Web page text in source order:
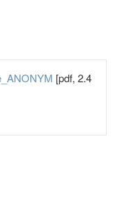
[pdf, 2.4